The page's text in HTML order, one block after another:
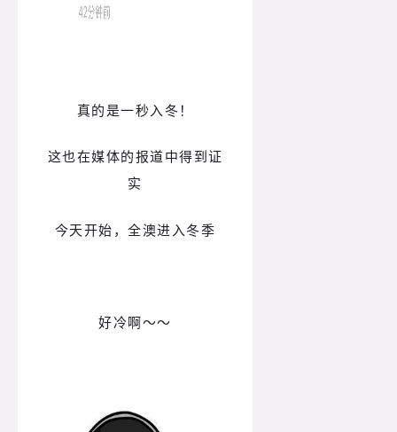
真的是一秒入冬！
这也在媒体的报道中得到证
实
今天开始，全澳进入冬季
好冷啊～～